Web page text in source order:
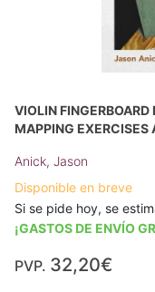
VIOLIN
MAPPING EXERCISES
Anick, Jason
Disponible en breve
Si se pide hoy, se
¡GASTOS DE ENVÍO
PVP. 32,20€